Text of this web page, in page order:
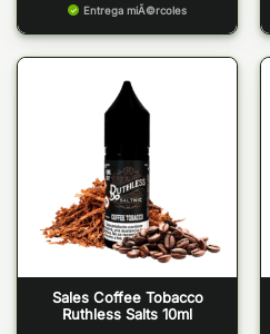
Entrega miÃ©rcoles
Sales Coffee Tobacco
Ruthless Salts 10ml